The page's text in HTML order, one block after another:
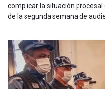
complicar la situación procesal
de la segunda semana de